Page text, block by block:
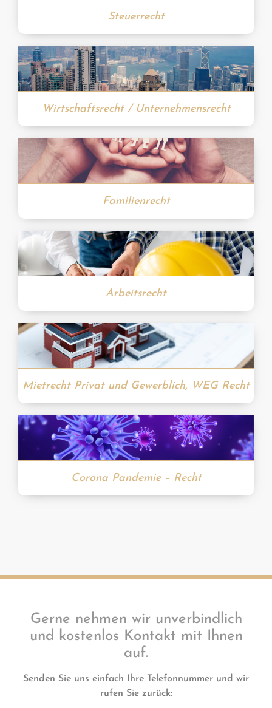
Steuerrecht
Wirtschaftsrecht / Unternehmensrecht
Familienrecht
Arbeitsrecht
Mietrecht Privat und Gewerblich, WEG Recht
Corona Pandemie – Recht
Gerne nehmen wir unverbindlich
und kostenlos Kontakt mit Ihnen
auf.
Senden Sie uns einfach Ihre Telefonnummer und wir
rufen Sie zurück: